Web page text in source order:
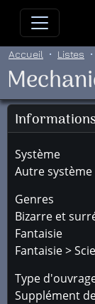
Allez directement
Accueil Listes
Système
Autre système
Genres
Bizarre et
Fantaisie
Fantaisie >
Type
Supplément